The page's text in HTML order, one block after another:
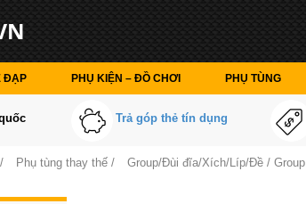
ĐẠP PHỤ KIỆN – ĐỒ CHƠI PHỤ TÙNG
Trả góp thẻ tín dụng
/ Phụ tùng thay thế / Group/Đùi đĩa/Xích/Líp/Đề / Group